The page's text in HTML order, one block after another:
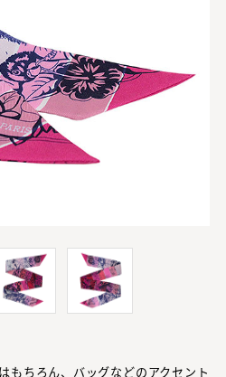
もちろん、バッグなどのアクセント